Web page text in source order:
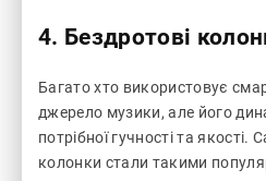
4. Бездротові
Багато хто використовує
джерело музики, але його
потрібної гучності та
колонки стали такими